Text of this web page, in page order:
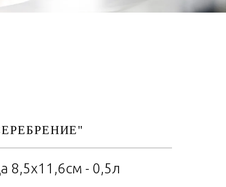
8,5x11,6см - 0,5л